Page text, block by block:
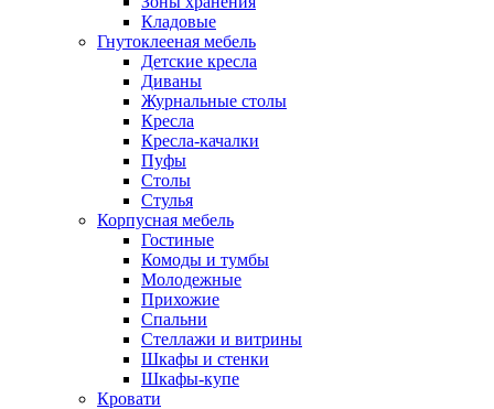
Кладовые
Гнутоклееная мебель
Детские кресла
Диваны
Журнальные столы
Кресла
Кресла-качалки
Пуфы
Столы
Стулья
Корпусная мебель
Гостиные
Комоды и тумбы
Молодежные
Прихожие
Спальни
Стеллажи и витрины
Шкафы и стенки
Шкафы-купе
Кровати